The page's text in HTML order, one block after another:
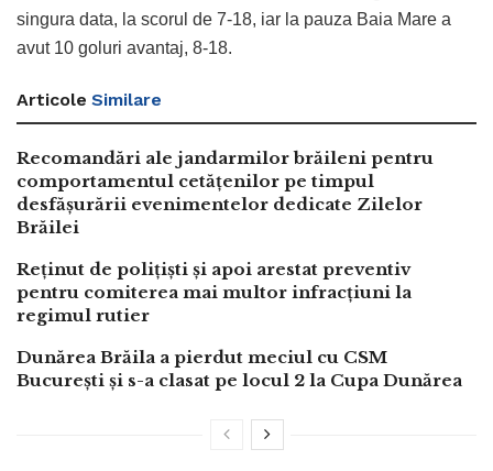
singura data, la scorul de 7-18, iar la pauza Baia Mare a
avut 10 goluri avantaj, 8-18.
Articole Similare
Recomandări ale jandarmilor brăileni pentru
comportamentul cetățenilor pe timpul
desfășurării evenimentelor dedicate Zilelor
Brăilei
Reținut de polițiști și apoi arestat preventiv
pentru comiterea mai multor infracțiuni la
regimul rutier
Dunărea Brăila a pierdut meciul cu CSM
București și s-a clasat pe locul 2 la Cupa Dunărea